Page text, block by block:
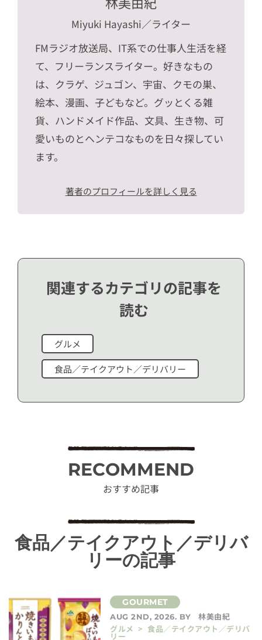
Miyuki Hayashi／ライター
FMラジオ放送局、IT系での仕事人生活を経
て、フリーランスライター。好きなもの
は、クラゲ、ジュゴン、宇宙、クモの巣、
絵本、漫画、子どもなど。グッとくる雑
貨、ハンドメイド作品、文具、生き物、可
愛いものとヘンテコなものを日々探してい
ます。
著者のプロフィールを詳しく見る
関連するカテゴリの記事を
読む
グルメ
食品／テイクアウト／デリバリー
RECOMMEND
おすすめ記事
食品／テイクアウト／デリバ
リーの記事
AUG 2ND, 2026. BY
林美由紀
グルメ > 食品／テイクアウト／デリバ
リー